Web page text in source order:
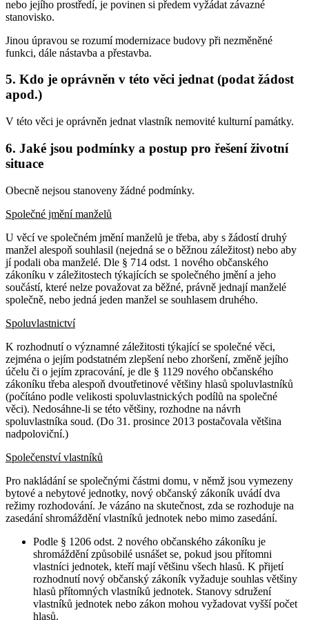
nebo jejího prostředí, je povinen si předem vyžádat závazné
stanovisko.
Jinou úpravou se rozumí modernizace budovy při nezměněné
funkci, dále nástavba a přestavba.
5. Kdo je oprávněn v této věci jednat (podat žádost
apod.)
V této věci je oprávněn jednat vlastník nemovité kulturní památky.
6. Jaké jsou podmínky a postup pro řešení životní
situace
Obecně nejsou stanoveny žádné podmínky.
Společné jmění manželů
U věcí ve společném jmění manželů je třeba, aby s žádostí druhý
manžel alespoň souhlasil (nejedná se o běžnou záležitost) nebo aby
jí podali oba manželé. Dle § 714 odst. 1 nového občanského
zákoníku v záležitostech týkajících se společného jmění a jeho
součástí, které nelze považovat za běžné, právně jednají manželé
společně, nebo jedná jeden manžel se souhlasem druhého.
Spoluvlastnictví
K rozhodnutí o významné záležitosti týkající se společné věci,
zejména o jejím podstatném zlepšení nebo zhoršení, změně jejího
účelu či o jejím zpracování, je dle § 1129 nového občanského
zákoníku třeba alespoň dvoutřetinové většiny hlasů spoluvlastníků
(počítáno podle velikosti spoluvlastnických podílů na společné
věci). Nedosáhne-li se této většiny, rozhodne na návrh
spoluvlastníka soud. (Do 31. prosince 2013 postačovala většina
nadpoloviční.)
Společenství vlastníků
Pro nakládání se společnými částmi domu, v němž jsou vymezeny
bytové a nebytové jednotky, nový občanský zákoník uvádí dva
režimy rozhodování. Je vázáno na skutečnost, zda se rozhoduje na
zasedání shromáždění vlastníků jednotek nebo mimo zasedání.
Podle § 1206 odst. 2 nového občanského zákoníku je
shromáždění způsobilé usnášet se, pokud jsou přítomni
vlastníci jednotek, kteří mají většinu všech hlasů. K přijetí
rozhodnutí nový občanský zákoník vyžaduje souhlas většiny
hlasů přítomných vlastníků jednotek. Stanovy sdružení
vlastníků jednotek nebo zákon mohou vyžadovat vyšší počet
hlasů.